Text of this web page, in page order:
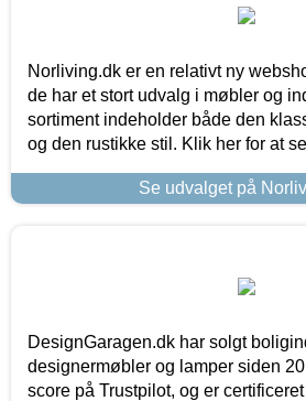
Norliving.dk er en relativt ny
de har et stort udvalg i møbler og
sortiment indeholder både den
og den rustikke stil. Klik her for at
Se udvalget på
DesignGaragen.dk har solgt
designermøbler og lamper siden
score på Trustpilot, og er